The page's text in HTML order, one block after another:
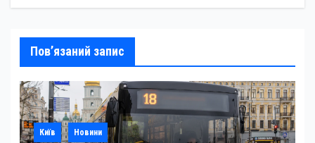
Пов’язаний запис
Київ Новини